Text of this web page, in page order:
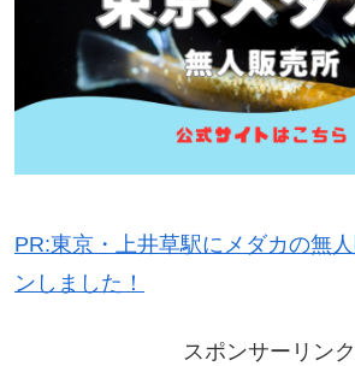
PR:東京・上井草駅にメダカの無
ンしました！
スポンサーリンク